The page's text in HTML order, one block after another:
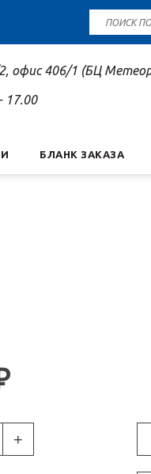
офис 406/1 (БЦ
17.00
БЛАНК ЗАКАЗА
+